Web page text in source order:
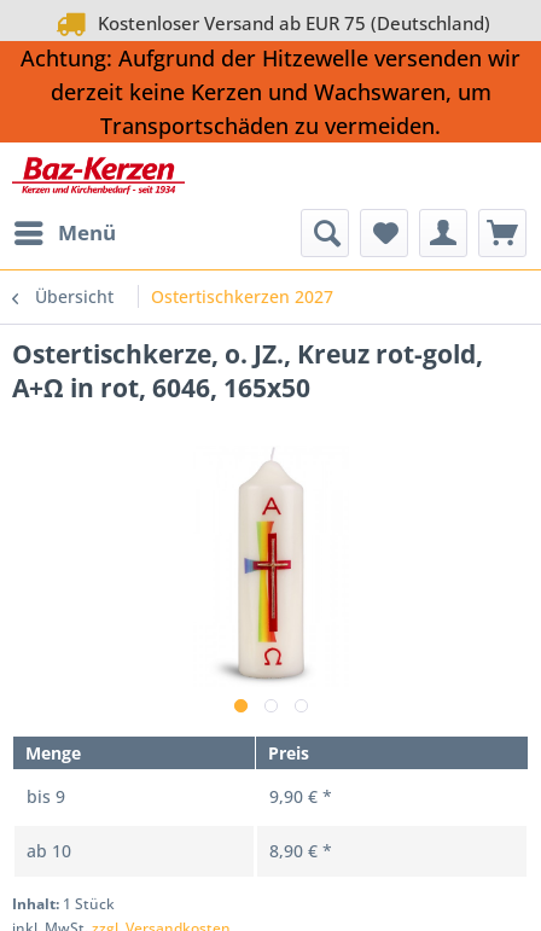
Kostenloser Versand ab EUR 75 (Deutschland)
Achtung: Aufgrund der Hitzewelle versenden wir
derzeit keine Kerzen und Wachswaren, um
Transportschäden zu vermeiden.
Menü
Übersicht Ostertischkerzen 2027
Ostertischkerze, o. JZ., Kreuz rot-gold,
A+Ω in rot, 6046, 165x50
Menge
Preis
bis 9 9,90 € *
ab 10 8,90 € *
Inhalt: 1 Stück